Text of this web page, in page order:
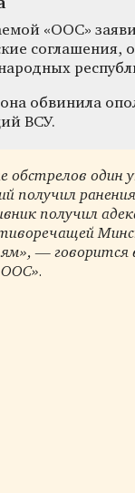
«ООС»
соглашения,
обвинила
ВСУ.
обстрелов один
получил
получил
— говорится